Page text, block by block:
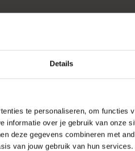
Details
te personaliseren, om functies
informatie over je gebruik van onze
deze gegevens combineren met
van jouw gebruik van hun services.